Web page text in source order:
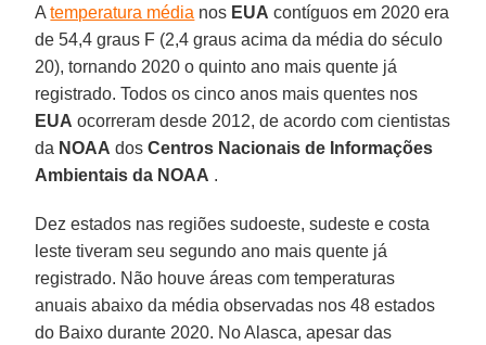
Atemperatura média nos EUA contíguos em 2020 era
de 54,4 graus F (2,4 graus acima da média do século
20), tornando 2020 o quinto ano mais quente já
registrado. Todos os cinco anos mais quentes nos
EUA ocorreram desde 2012, de acordo com cientistas
da NOAA dosCentros Nacionais de Informações
Ambientais da NOAA .
Dez estados nas regiões sudoeste, sudeste e costa
leste tiveram seu segundo ano mais quente já
registrado. Não houve áreas com temperaturas
anuais abaixo da média observadas nos 48 estados
do Baixo durante 2020. No Alasca, apesar das